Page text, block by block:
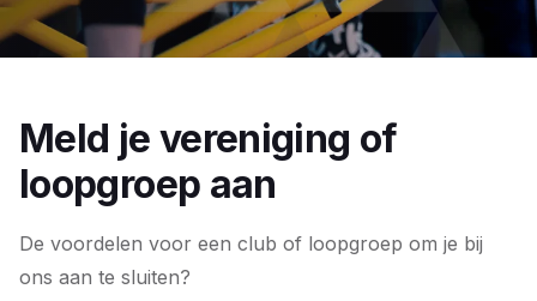
Meld je vereniging of
loopgroep aan
De voordelen voor een club of loopgroep om je bij
ons aan te sluiten?